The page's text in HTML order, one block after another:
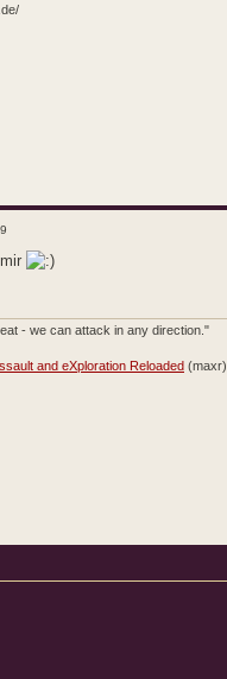
- we can attack in any direction."
and eXploration Reloaded (maxr)